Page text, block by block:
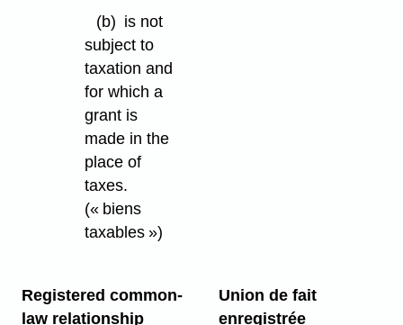
(b) is not
subject to
taxation and
for which a
grant is
made in the
place of
taxes.
(« biens
taxables »)
Registered common-
law relationship
Union de fait
enregistrée